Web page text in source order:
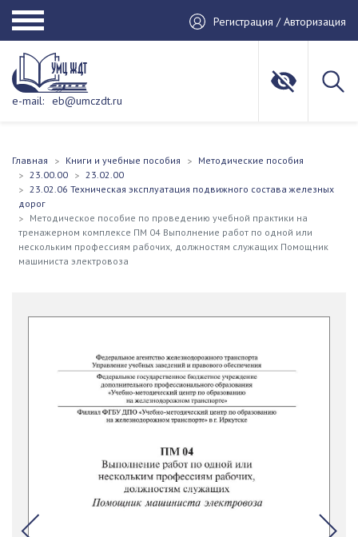
Регистрация / Авторизация
e-mail: eb@umczdt.ru
Главная Книги и учебные пособия
Методические пособия
23.00.00
23.02.00
23.02.06 Техническая эксплуатация подвижного состава железных
дорог
Методическое пособие по проведению учебной практики на
тренажерном комплексе ПМ 04 Выполнение работ по одной или
нескольким профессиям рабочих, должностям служащих Помощник
машиниста электровоза